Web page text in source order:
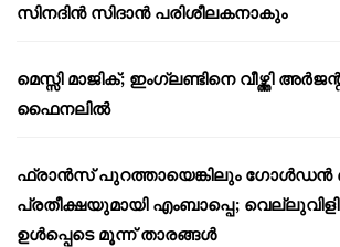
സിനദിൻ സിദാൻ പരിശീലകനാകും
മെസ്സി മാജിക്; ഇംഗ്ലണ്ടിനെ വീഴ്ത്തി
ഫൈനലിൽ
ഫ്രാൻസ് പുറത്തായെങ്കിലും ഗോൾഡൻ
പ്രതീക്ഷയുമായി എംബാപ്പെ;
ഉൾപ്പെടെ മൂന്ന് താരങ്ങൾ